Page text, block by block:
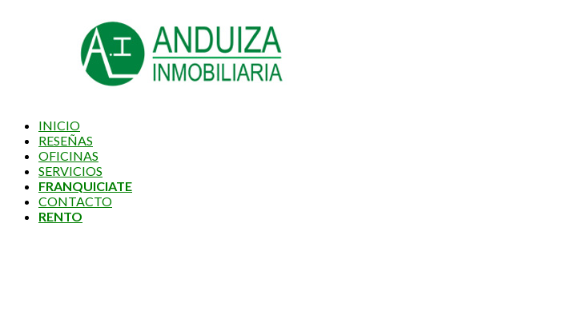
INICIO
RESEÑAS
OFICINAS
SERVICIOS
FRANQUICIATE
CONTACTO
RENTO